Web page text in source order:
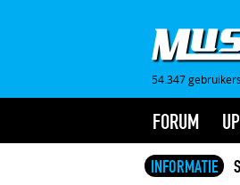
54.347 gebruikers
FORUM
INFORMATIE